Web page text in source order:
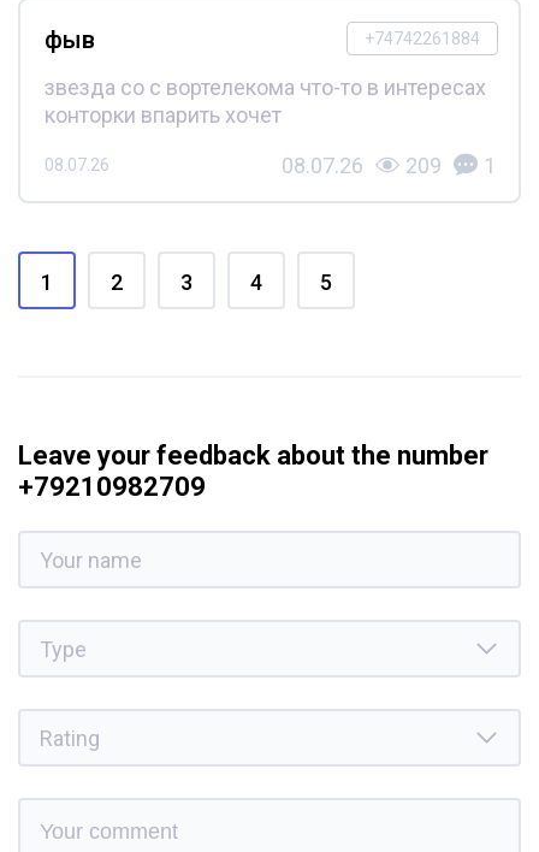
+74742261884
фыв
звезда со с вортелекома что-то в интересах
конторки впарить хочет
08.07.26 08.07.26 209 1
1 2 3 4 5
Leave your feedback about the number
+79210982709